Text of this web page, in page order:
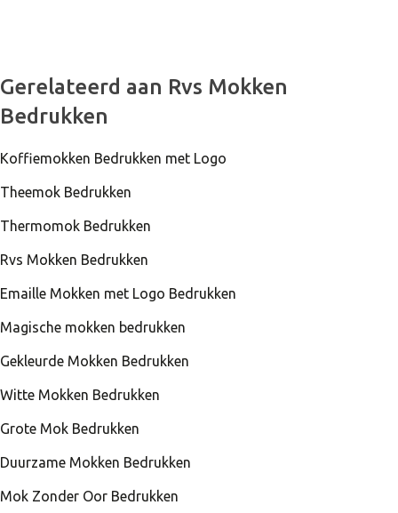
Gerelateerd aan Rvs Mokken
Bedrukken
Koffiemokken Bedrukken met Logo
Theemok Bedrukken
Thermomok Bedrukken
Rvs Mokken Bedrukken
Emaille Mokken met Logo Bedrukken
Magische mokken bedrukken
Gekleurde Mokken Bedrukken
Witte Mokken Bedrukken
Grote Mok Bedrukken
Duurzame Mokken Bedrukken
Mok Zonder Oor Bedrukken